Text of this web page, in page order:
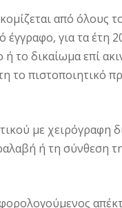
από όλους
για τα έτη
το δικαίωμα επί
πιστοποιητικό
με χειρόγραφη
ή τη σύνθεση